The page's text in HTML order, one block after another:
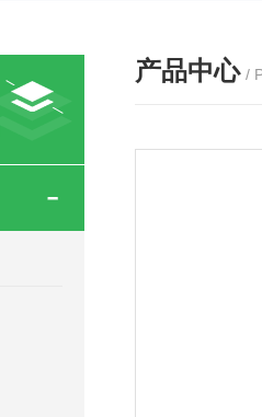
产品中心 /